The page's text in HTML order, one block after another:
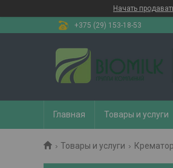
Начать
+375 (29) 153-18-53
Главная Товары и услуги
Товары и услуги